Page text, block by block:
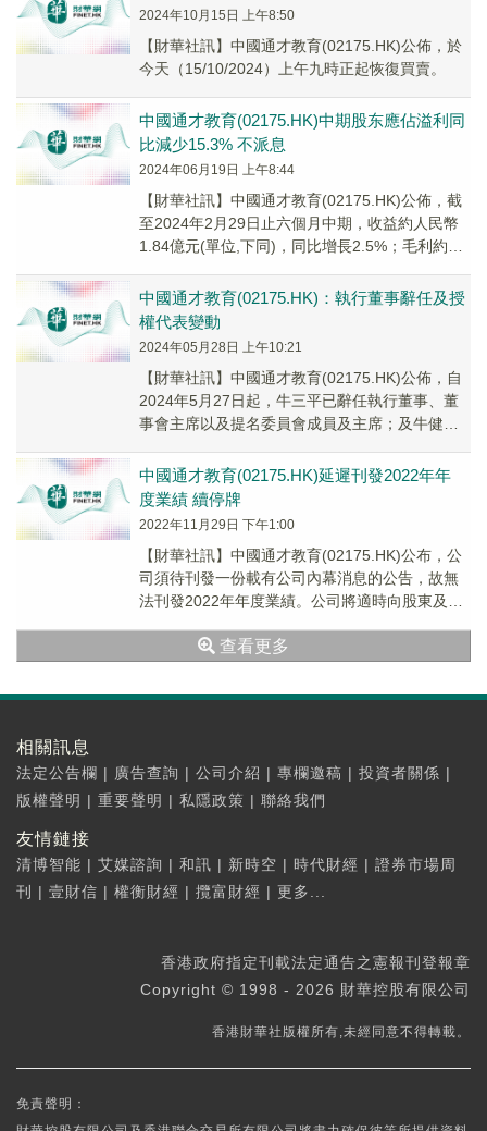
2024年10月15日 上午8:50
【財華社訊】中國通才教育(02175.HK)公佈，於
今天（15/10/2024）上午九時正起恢復買賣。
中國通才教育(02175.HK)中期股东應佔溢利同
比減少15.3% 不派息
2024年06月19日 上午8:44
【財華社訊】中國通才教育(02175.HK)公佈，截
至2024年2月29日止六個月中期，收益約人民幣
1.84億元(單位,下同)，同比增長2.5%；毛利約
中國通才教育(02175.HK)：執行董事辭任及授
權代表變動
2024年05月28日 上午10:21
【財華社訊】中國通才教育(02175.HK)公佈，自
2024年5月27日起，牛三平已辭任執行董事、董
事會主席以及提名委員會成員及主席；及牛健已
中國通才教育(02175.HK)延遲刊發2022年年
度業績 續停牌
2022年11月29日 下午1:00
【財華社訊】中國通才教育(02175.HK)公布，公
司須待刊發一份載有公司內幕消息的公告，故無
法刊發2022年年度業績。公司將適時向股東及投
查看更多
相關訊息
法定公告欄 | 廣告查詢 | 公司介紹 | 專欄邀稿 | 投資者關係 |
版權聲明 | 重要聲明 | 私隱政策 | 聯絡我們
友情鏈接
清博智能 | 艾媒諮詢 | 和訊 | 新時空 | 時代財經 | 證券市場周
刊
| 壹財信 | 權衡財經 | 攬富財經 | 更多...
香港政府指定刊載法定通告之憲報刊登報章
Copyright © 1998 - 2026 財華控股有限公司
香港財華社版權所有,未經同意不得轉載。
免責聲明：